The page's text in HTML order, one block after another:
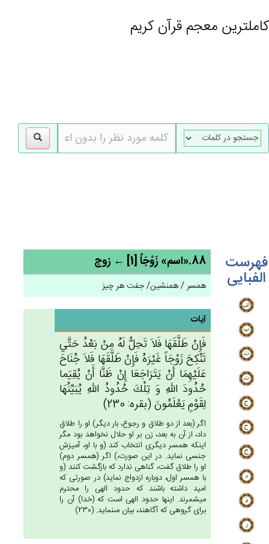
کاملترین معجم قرآن کریم
فهرست
الفبایی
88.«اسم» زَوْجَاً [1] ← زوج
همسر / همنشین/ جفت هر چیز
آیات
فَإِنْ‌ طَلَّقَهَا فَلاَ تَحِل‌ُّ لَه‌ُ مِنْ‌ بَعْدُ حَتَّي‌
تَنْكِح‌َ زَوْجَاً غَيْرَه‌ُ فَإِنْ‌ طَلَّقَهَا فَلاَ جُنَاح‌َ
عَلَيْهِمَا أَن‌ْ يَتَرَاجَعَا إِن‌ْ ظَنَّا أَنْ‌ يُقِيَما
حُدُودَ الله‌ِ وَ تِلْك‌َ حُدُودُ الله‌ِ يُبَيِّنُهَا
لِقَوْم‌ٍ يَعْلَمُون‌َ (بقره: 230)
اگر (بعد از دو طلاق و رجوع، بار ديگر) او را طلاق
داد، از آن به بعد، زن بر او حلال نخواهد بود مگر
اينكه همسر ديگرى انتخاب كند (و با او، آميزش
جنسى نمايد. در اين صورت،) اگر (همسر دوم)
او را طلاق گفت، گناهى ندارد كه بازگشت كنند (و
با همسر اول، دوباره ازدواج نمايد) در صورتى كه
اميد داشته باشند كه حدود الهى را محترم
ميشمرند. اينها حدود الهى است كه (خدا) آن را
براى گروهى كه آگاهند، بيان مى‏نمايد. (230)